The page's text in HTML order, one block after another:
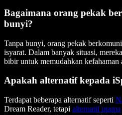
Bagaimana orang pekak
bunyi?
Tanpa bunyi, orang pekak
isyarat. Dalam banyak situasi,
bibir untuk memudahkan kefahaman
Apakah alternatif kepada
Terdapat beberapa alternatif seperti
Dream Reader, tetapi alternatif utama